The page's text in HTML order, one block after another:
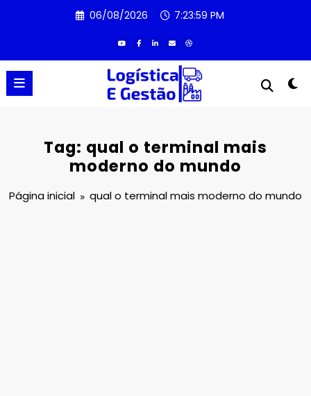
06/08/2026 7:23:59 PM
Tag: qual o terminal mais
moderno do mundo
Página inicial qual o terminal mais moderno do mundo